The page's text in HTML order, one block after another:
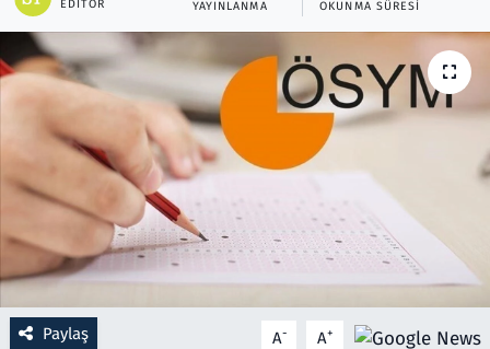
EDITÖR YAYINLANMA OKUNMA SÜRESI
Paylaş A- A+
Ramazan
Resmi İlanlar
Rüya Tabirleri
Sağlık
Savunma Sanayi
Seçim 2023